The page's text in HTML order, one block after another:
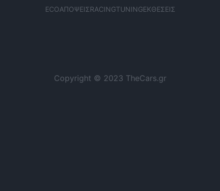
ECOΑΠΌΨΕΙΣRACINGTUNINGΕΚΘΈΣΕΙΣ
Copyright © 2023 TheCars.gr